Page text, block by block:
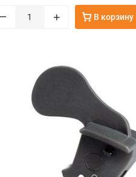
– + В корзину